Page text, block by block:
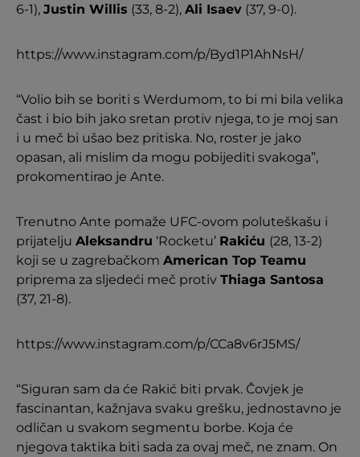
6-1), Justin Willis (33, 8-2), Ali Isaev (37, 9-0).
https://www.instagram.com/p/Byd1P1AhNsH/
“Volio bih se boriti s Werdumom, to bi mi bila velika
čast i bio bih jako sretan protiv njega, to je moj san
i u meč bi ušao bez pritiska. No, roster je jako
opasan, ali mislim da mogu pobijediti svakoga”,
prokomentirao je Ante.
Trenutno Ante pomaže UFC-ovom poluteškašu i
prijatelju Aleksandru ‘Rocketu’ Rakiću (28, 13-2)
koji se u zagrebačkom American Top Teamu
priprema za sljedeći meč protiv Thiaga Santosa
(37, 21-8).
https://www.instagram.com/p/CCa8v6rJ5MS/
“Siguran sam da će Rakić biti prvak. Čovjek je
fascinantan, kažnjava svaku grešku, jednostavno je
odličan u svakom segmentu borbe. Koja će
njegova taktika biti sada za ovaj meč, ne znam. On